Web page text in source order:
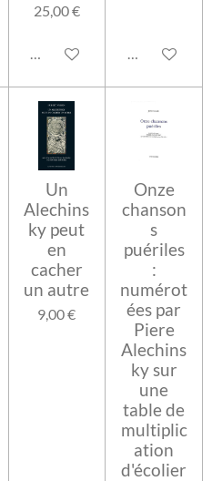
25,00 €
Ajouter au panierAjouter au
Un
Alechins
ky peut
en
cacher
un autre
9,00 €
Onze
chanson
s
puériles
:
numérot
ées par
Piere
Alechins
ky sur
une
table de
multiplic
ation
d'écolier